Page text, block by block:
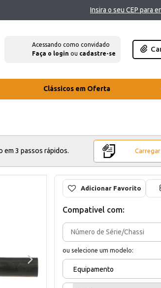
Insira o seu CEP para
Acessando como convidado
Faça o login ou cadastre-se
Clássicos em Oferta
em 3 passos rápidos.
Adicionar Favorito
Compativel com:
ou selecione um modelo:
Equipamento